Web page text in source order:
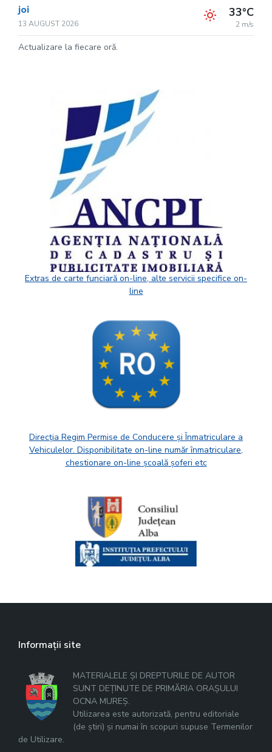
joi
13 AUGUST 2026
33°C
2 m/s
Actualizare la fiecare oră.
Extras de carte funciară on-line, alte servicii specifice on-
line
Direcția Regim Permise de Conducere și Înmatriculare a
Vehiculelor. Disponibilitate on-line număr înmatriculare,
chestionare on-line școală șoferi etc
Informații site
MATERIALELE ȘI DREPTURILE DE AUTOR
SUNT DEȚINUTE DE PRIMĂRIA ORAȘULUI
OCNA MUREȘ.
Utilizarea este autorizată, pentru editoriale
(de știri) și numai în scopuri supuse Termenilor
de Utilizare.